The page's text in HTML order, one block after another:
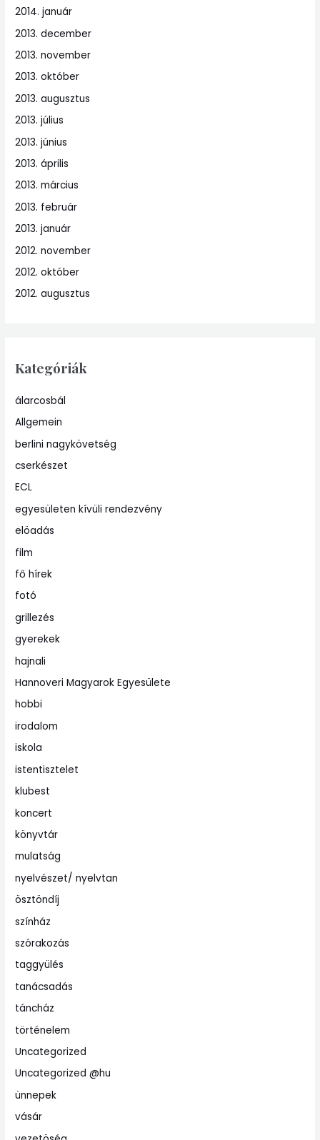
2014. január
2013. december
2013. november
2013. október
2013. augusztus
2013. július
2013. június
2013. április
2013. március
2013. február
2013. január
2012. november
2012. október
2012. augusztus
Kategóriák
álarcosbál
Allgemein
berlini nagykövetség
cserkészet
ECL
egyesületen kívüli rendezvény
elöadás
film
fő hírek
fotó
grillezés
gyerekek
hajnali
Hannoveri Magyarok Egyesülete
hobbi
irodalom
iskola
istentisztelet
klubest
koncert
könyvtár
mulatság
nyelvészet/ nyelvtan
ösztöndíj
színház
szórakozás
taggyülés
tanácsadás
táncház
történelem
Uncategorized
Uncategorized @hu
ünnepek
vásár